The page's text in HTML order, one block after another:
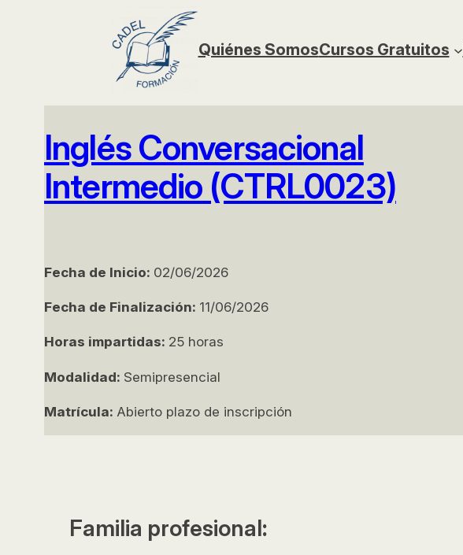
Quiénes SomosCursos Gratuitos
Inglés Conversacional
Intermedio (CTRL0023)
Fecha de Inicio: 02/06/2026
Fecha de Finalización: 11/06/2026
Horas impartidas: 25 horas
Modalidad: Semipresencial
Matrícula: Abierto plazo de inscripción
Familia profesional: